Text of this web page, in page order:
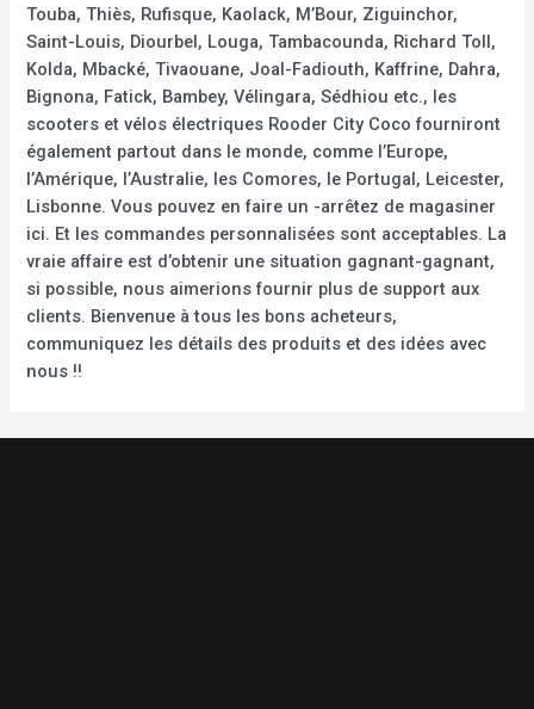
Touba, Thiès, Rufisque, Kaolack, M’Bour, Ziguinchor,
Saint-Louis, Diourbel, Louga, Tambacounda, Richard Toll,
Kolda, Mbacké, Tivaouane, Joal-Fadiouth, Kaffrine, Dahra,
Bignona, Fatick, Bambey, Vélingara, Sédhiou etc., les
scooters et vélos électriques Rooder City Coco fourniront
également partout dans le monde, comme l’Europe,
l’Amérique, l’Australie, les Comores, le Portugal, Leicester,
Lisbonne. Vous pouvez en faire un -arrêtez de magasiner
ici. Et les commandes personnalisées sont acceptables. La
vraie affaire est d’obtenir une situation gagnant-gagnant,
si possible, nous aimerions fournir plus de support aux
clients. Bienvenue à tous les bons acheteurs,
communiquez les détails des produits et des idées avec
nous !!